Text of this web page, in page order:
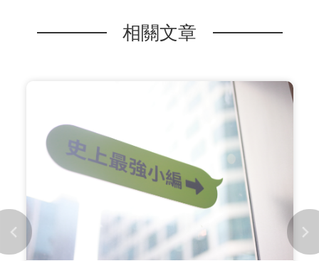
相關文章